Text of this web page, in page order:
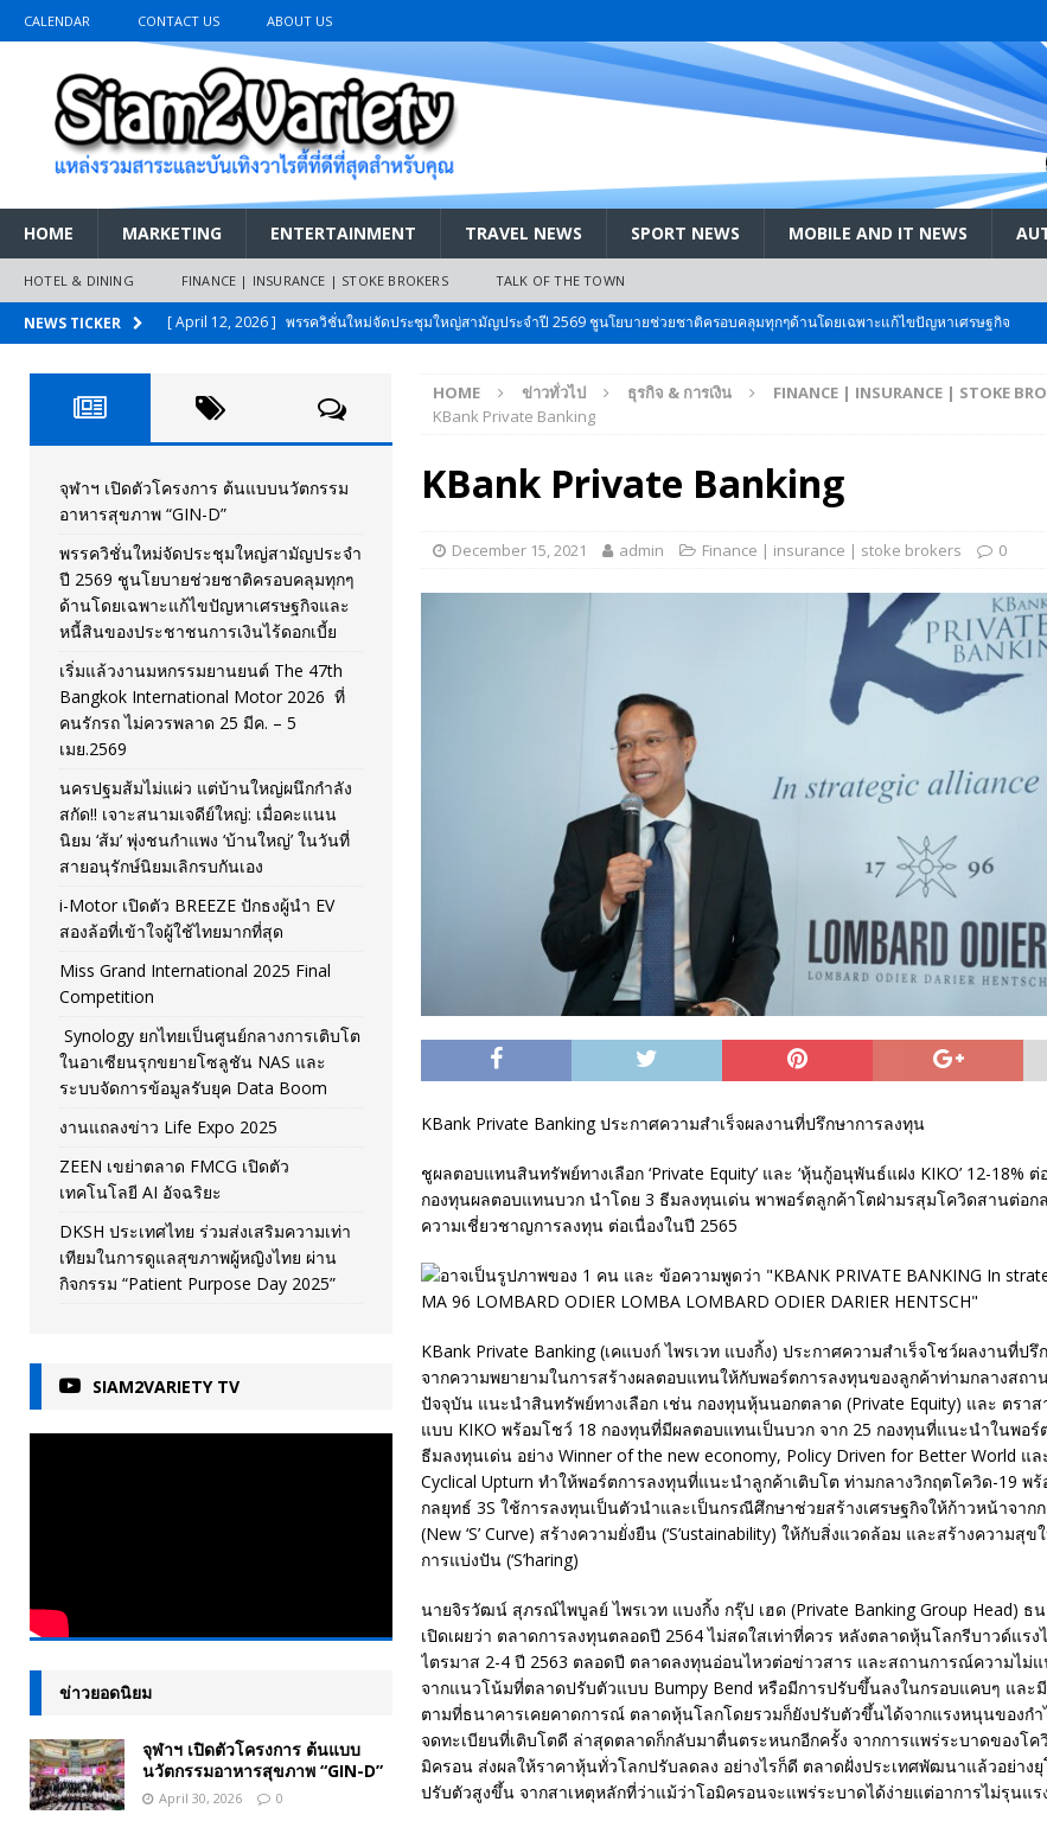
CALENDAR CONTACT US ABOUT US
HOME MARKETING ENTERTAINMENT TRAVEL NEWS SPORT NEWS MOBILE AND IT NEWS
HOTEL & DINING FINANCE | INSURANCE | STOKE BROKERS TALK OF THE TOWN
NEWS TICKER [ April 12, 2026 ] พรรควิชั่นใหม่จัดประชุมใหญ่สามัญประจำปี 2569 ชูนโยบายช่วยชาติครอบคลุมทุกๆด้านโดยเฉพาะแก้ไขปัญหาเศรษฐกิจ
[ March 26, 2026 ]
เริ่มแล้วงานมหกรรมยานยนต์ The 47th Bangkok International Motor 2026 ที่คนรักรถ ไม่ควรพลาด 25 มีค. – 5
เมย.2569
AUTO NEWS
[ February 10, 2026 ] นครปฐมส้มไม่แผ่ว แต่บ้านใหญ่ผนึกกำลัง สกัด!! เจาะสนามเจดีย์ใหญ่: เมื่อคะแนนนิยม ‘ส้ม’ พุ่งชนกำแพง ‘บ้านใหญ่’ ใน
วันที่สายอนุรักษ์นิยมเลิกรบกันเอง
[ November 26, 2025 ] i-Motor เปิดตัว BREEZE ปักธงผู้นำ EV สองล้อที่เข้าใจผู้ใช้ไทยมากที่สุด
AUTO NEWS
[ April 30, 2026 ] จุฬาฯ เปิดตัวโครงการ ต้นแบบนวัตกรรมอาหารสุขภาพ “GIN-D”
HOME ข่าวทั่วไป ธุรกิจ & การเงิน
FINANCE | INSURANCE | STOKE
KBank Private Banking
KBank Private Banking
December 15, 2021 admin Finance | insurance | stoke brokers 0
KBank Private Banking ประกาศความสำเร็จผลงานที่ปรึกษาการลงทุน
ชูผลตอบแทนสินทรัพย์ทางเลือก ‘Private Equity’ และ ‘หุ้นกู้อนุพันธ์แฝง KIKO’ 12-18%
กองทุนผลตอบแทนบวก นำโดย 3 ธีมลงทุนเด่น พาพอร์ตลูกค้าโตฝ่ามรสุมโควิดสานต่อก
ความเชี่ยวชาญการลงทุน ต่อเนื่องในปี 2565
KBank Private Banking (เคแบงก์ ไพรเวท แบงกิ้ง) ประกาศความสำเร็จโชว์ผลงานที่ป
จากความพยายามในการสร้างผลตอบแทนให้กับพอร์ตการลงทุนของลูกค้าท่ามกลางสถ
ปัจจุบัน แนะนำสินทรัพย์ทางเลือก เช่น กองทุนหุ้นนอกตลาด (Private Equity) และ ตรา
แบบ KIKO พร้อมโชว์ 18 กองทุนที่มีผลตอบแทนเป็นบวก จาก 25 กองทุนที่แนะนำในพอร์
ธีมลงทุนเด่น อย่าง Winner of the new economy, Policy Driven for Better World แล
Cyclical Upturn ทำให้พอร์ตการลงทุนที่แนะนำลูกค้าเติบโต ท่ามกลางวิกฤตโควิด-19 พ
กลยุทธ์ 3S ใช้การลงทุนเป็นตัวนำและเป็นกรณีศึกษาช่วยสร้างเศรษฐกิจให้ก้าวหน้าจาก
(New ‘S’ Curve) สร้างความยั่งยืน (‘S’ustainability) ให้กับสิ่งแวดล้อม และสร้างความสุ
การแบ่งปัน (‘S’haring)
นายจิรวัฒน์ สุภรณ์ไพบูลย์ ไพรเวท แบงกิ้ง กรุ๊ป เฮด (Private Banking Group Head) ธ
เปิดเผยว่า ตลาดการลงทุนตลอดปี 2564 ไม่สดใสเท่าที่ควร หลังตลาดหุ้นโลกรีบาวด์แรง
ไตรมาส 2-4 ปี 2563 ตลอดปี ตลาดลงทุนอ่อนไหวต่อข่าวสาร และสถานการณ์ความไม่
จากแนวโน้มที่ตลาดปรับตัวแบบ Bumpy Bend หรือมีการปรับขึ้นลงในกรอบแคบๆ และ
ตามที่ธนาคารเคยคาดการณ์ ตลาดหุ้นโลกโดยรวมก็ยังปรับตัวขึ้นได้จากแรงหนุนของก
จดทะเบียนที่เติบโตดี ล่าสุดตลาดก็กลับมาตื่นตระหนกอีกครั้ง จากการแพร่ระบาดของโค
มิครอน ส่งผลให้ราคาหุ้นทั่วโลกปรับลดลง อย่างไรก็ดี ตลาดฝั่งประเทศพัฒนาแล้วอย่าง
ปรับตัวสูงขึ้น จากสาเหตุหลักที่ว่าแม้ว่าโอมิครอนจะแพร่ระบาดได้ง่ายแต่อาการไม่รุนแร
จุฬาฯ เปิดตัวโครงการ ต้นแบบนวัตกรรม
อาหารสุขภาพ “GIN-D”
พรรควิชั่นใหม่จัดประชุมใหญ่สามัญประจำ
ปี 2569 ชูนโยบายช่วยชาติครอบคลุมทุกๆ
ด้านโดยเฉพาะแก้ไขปัญหาเศรษฐกิจและ
หนี้สินของประชาชนการเงินไร้ดอกเบี้ย
เริ่มแล้วงานมหกรรมยานยนต์ The 47th
Bangkok International Motor 2026 ที่
คนรักรถ ไม่ควรพลาด 25 มีค. – 5
เมย.2569
นครปฐมส้มไม่แผ่ว แต่บ้านใหญ่ผนึกกำลัง
สกัด!! เจาะสนามเจดีย์ใหญ่: เมื่อคะแนน
นิยม ‘ส้ม’ พุ่งชนกำแพง ‘บ้านใหญ่’ ในวันที่
สายอนุรักษ์นิยมเลิกรบกันเอง
i-Motor เปิดตัว BREEZE ปักธงผู้นำ EV
สองล้อที่เข้าใจผู้ใช้ไทยมากที่สุด
Miss Grand International 2025 Final
Competition
Synology ยกไทยเป็นศูนย์กลางการเติบโต
ในอาเซียนรุกขยายโซลูชัน NAS และ
ระบบจัดการข้อมูลรับยุค Data Boom
งานแถลงข่าว Life Expo 2025
ZEEN เขย่าตลาด FMCG เปิดตัว
เทคโนโลยี AI อัจฉริยะ
DKSH ประเทศไทย ร่วมส่งเสริมความเท่า
เทียมในการดูแลสุขภาพผู้หญิงไทย ผ่าน
กิจกรรม “Patient Purpose Day 2025”
SIAM2VARIETY TV
ข่าวยอดนิยม
จุฬาฯ เปิดตัวโครงการ ต้นแบบ
นวัตกรรมอาหารสุขภาพ “GIN-D”
April 30, 2026 0